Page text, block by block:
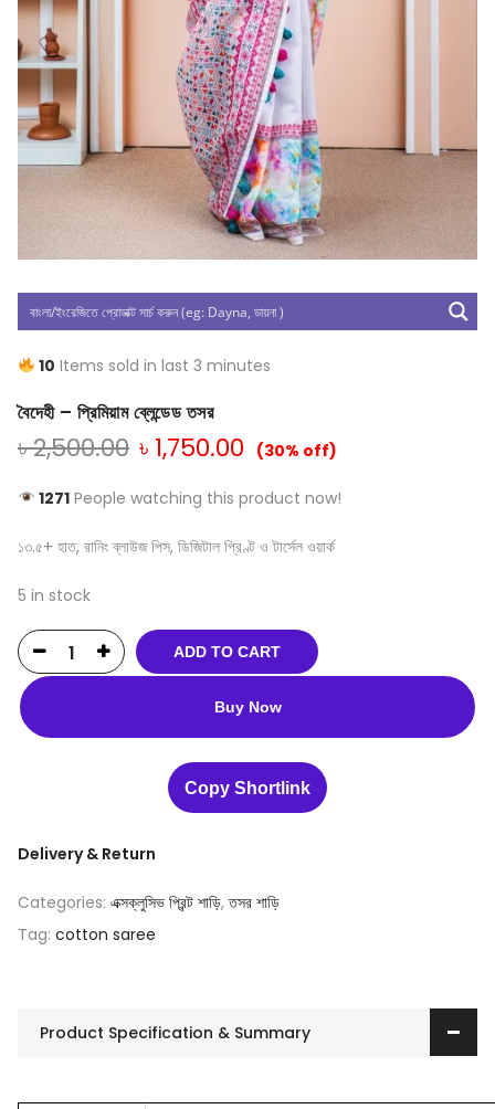
10 Items sold in last 3 minutes
বৈদেহী – প্রিমিয়াম ব্লেন্ডেড তসর
৳2,500.00 ৳ 1,750.00 (30% off)
1271People watching this product now!
১৩.৫+ হাত, রানিং ব্লাউজ পিস, ডিজিটাল প্রিণ্ট ও টার্সেল ওয়ার্ক
5 in stock
ADD TO CART
Buy Now
Copy Shortlink
Delivery & Return
Categories: এক্সক্লুসিভ প্রিন্ট শাড়ি,তসর শাড়ি
Tag: cotton saree
Product Specification & Summary